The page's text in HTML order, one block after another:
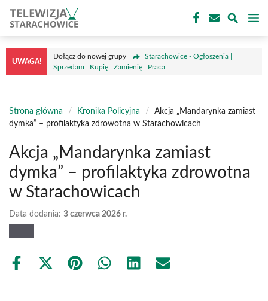
treści
UWAGA!
Dołącz do nowej grupy
Starachowice - Ogłoszenia |
Sprzedam | Kupię | Zamienię | Praca
Strona główna / Kronika Policyjna /
Akcja „Mandarynka zamiast
dymka” – profilaktyka zdrowotna w Starachowicach
Akcja „Mandarynka zamiast
dymka” – profilaktyka zdrowotna
w Starachowicach
Data dodania: 3 czerwca 2026 r.
Share
Share
(Twitter)
Share Share Share Share